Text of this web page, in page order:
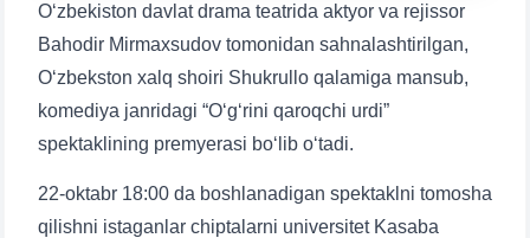
O‘zbekiston davlat drama teatrida aktyor va rejissor
Bahodir Mirmaxsudov tomonidan sahnalashtirilgan,
O‘zbekston xalq shoiri Shukrullo qalamiga mansub,
komediya janridagi “O‘g‘rini qaroqchi urdi”
spektaklining premyerasi bo‘lib o‘tadi.
22-oktabr 18:00 da boshlanadigan spektaklni tomosha
qilishni istaganlar chiptalarni universitet Kasaba
9. Magistratura kvotasi (4) ✉️ Adminga yozish